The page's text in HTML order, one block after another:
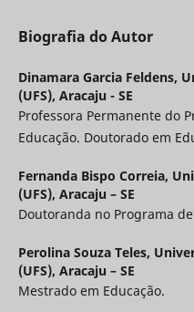
Biografia do Autor
Dinamara Garcia Feldens,
(UFS), Aracaju - SE
Professora Permanente do
Educação. Doutorado em
Fernanda Bispo Correia,
(UFS), Aracaju – SE
Doutoranda no Programa
Perolina Souza Teles,
(UFS), Aracaju – SE
Mestrado em Educação.